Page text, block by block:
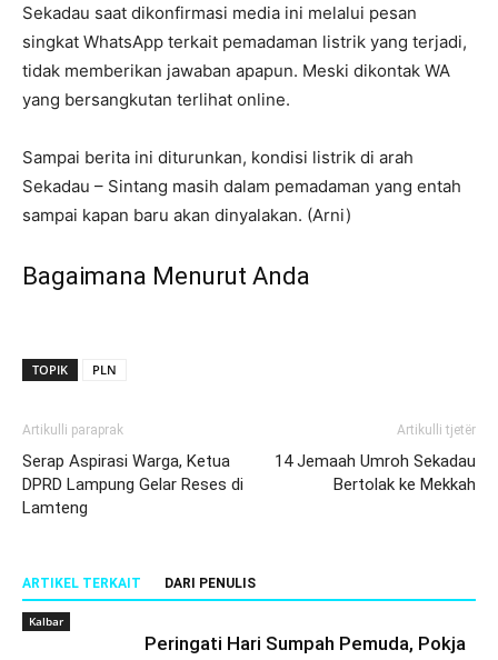
Sekadau saat dikonfirmasi media ini melalui pesan
singkat WhatsApp terkait pemadaman listrik yang terjadi,
tidak memberikan jawaban apapun. Meski dikontak WA
yang bersangkutan terlihat online.
Sampai berita ini diturunkan, kondisi listrik di arah
Sekadau – Sintang masih dalam pemadaman yang entah
sampai kapan baru akan dinyalakan. (Arni)
Bagaimana Menurut Anda
TOPIK PLN
Artikulli paraprak
Serap Aspirasi Warga, Ketua
DPRD Lampung Gelar Reses di
Lamteng
Artikulli tjetër
14 Jemaah Umroh Sekadau
Bertolak ke Mekkah
ARTIKEL TERKAIT DARI PENULIS
Kalbar
Peringati Hari Sumpah Pemuda, Pokja